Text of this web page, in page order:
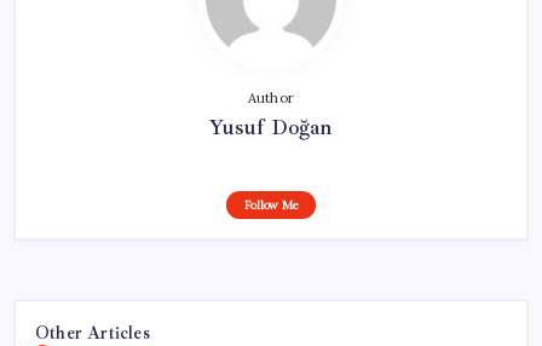
Author
Yusuf Doğan
Follow Me
Other Articles